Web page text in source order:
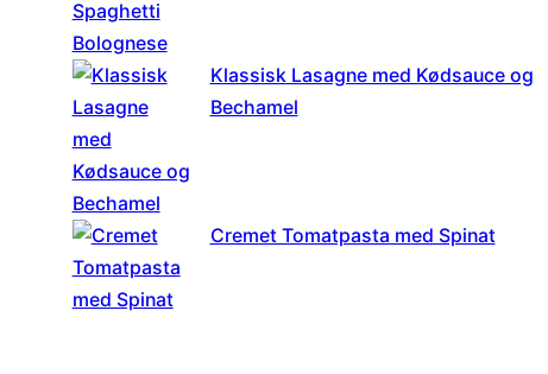
Klassisk Lasagne med Kødsauce og
Bechamel
Cremet Tomatpasta med Spinat